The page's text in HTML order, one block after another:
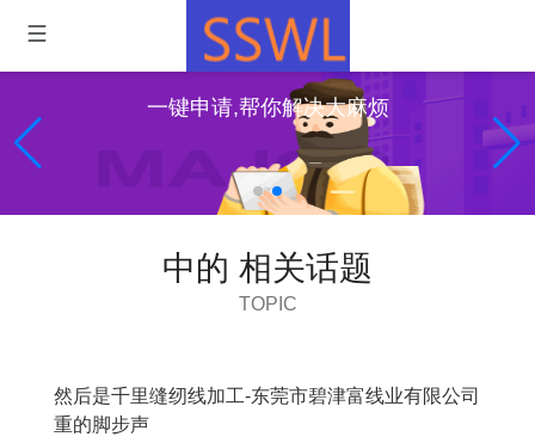
一键申请,帮你解决大麻烦
中的 相关话题
TOPIC
然后是千里缝纫线加工-东莞市碧津富线业有限公司
重的脚步声